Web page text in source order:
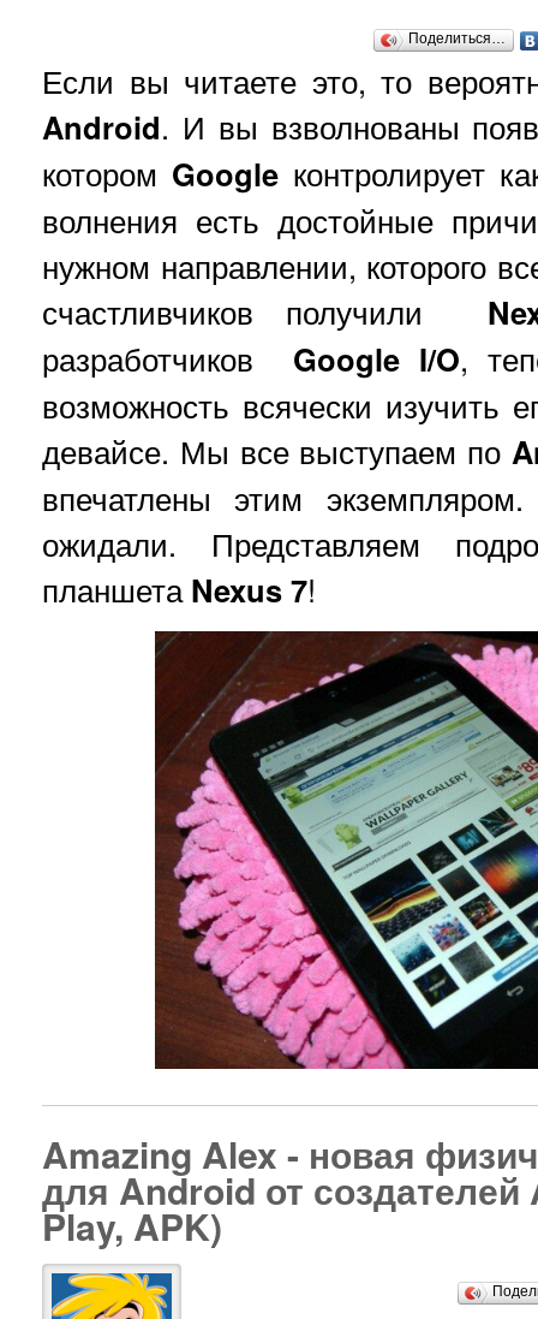
Поделиться…
Если вы читаете это, то
Android. И вы взволнованы
котором Google контролирует
волнения есть достойные
нужном направлении, которого
счастливчиков получили
разработчиков Google I/O,
возможность всячески изучить
девайсе. Мы все выступаем по
впечатлены этим
ожидали. Представляем
планшетаNexus 7!
Amazing Alex - новая
для Android от
Play, APK)